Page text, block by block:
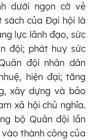
dưới ngọn cờ vẻ
sách của Đại hội là
lực lãnh đạo, sức
đội; phát huy sức
đội nhân dân
hiện đại; tăng
xây dựng và bảo
xã hội chủ nghĩa.
bộ Quân đội lần
thành công của